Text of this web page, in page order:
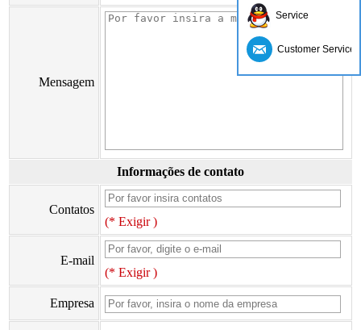
Mensagem
Informações de contato
Contatos
(* Exigir )
E-mail
(* Exigir )
Empresa
Service
Customer Service